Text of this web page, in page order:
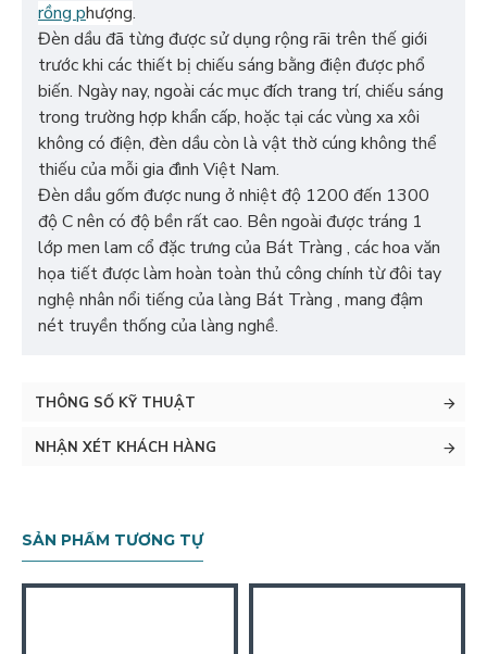
rồng phượng.
Đèn dầu đã từng được sử dụng rộng rãi trên thế giới
trước khi các thiết bị chiếu sáng bằng điện được phổ
biến. Ngày nay, ngoài các mục đích trang trí, chiếu sáng
trong trường hợp khẩn cấp, hoặc tại các vùng xa xôi
không có điện, đèn dầu còn là vật thờ cúng không thể
thiếu của mỗi gia đình Việt Nam.
Đèn dầu gốm được nung ở nhiệt độ 1200 đến 1300
độ C nên có độ bền rất cao. Bên ngoài được tráng 1
lớp men lam cổ đặc trưng của Bát Tràng , các hoa văn
họa tiết được làm hoàn toàn thủ công chính từ đôi tay
nghệ nhân nổi tiếng của làng Bát Tràng , mang đậm
nét truyền thống của làng nghề.
THÔNG SỐ KỸ THUẬT
NHẬN XÉT KHÁCH HÀNG
SẢN PHẨM TƯƠNG TỰ